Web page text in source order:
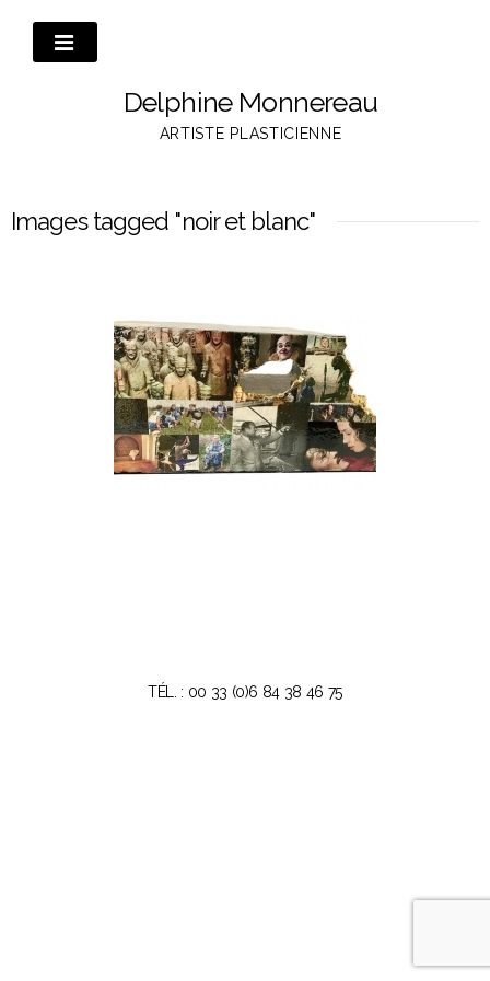
contenu
Delphine Monnereau
ARTISTE PLASTICIENNE
Images tagged "noir et blanc"
TÉL. : 00 33 (0)6 84 38 46 75